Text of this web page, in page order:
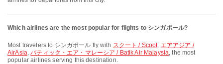
Which airlines are the most popular for flights to シンガポール?
Most travelers to シンガポール fly with スクート / Scoot, エアアジア /
AirAsia,バティック・エア・マレーシア / Batik Air Malaysia, the most
popular airlines serving this destination.